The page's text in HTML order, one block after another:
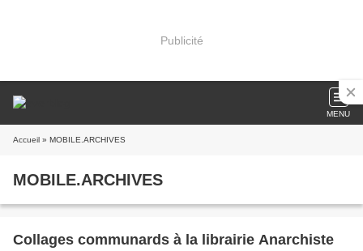
Publicité
MENU
Accueil » MOBILE.ARCHIVES
MOBILE.ARCHIVES
Collages communards à la librairie Anarchiste